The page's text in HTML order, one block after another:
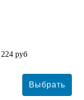
224 руб